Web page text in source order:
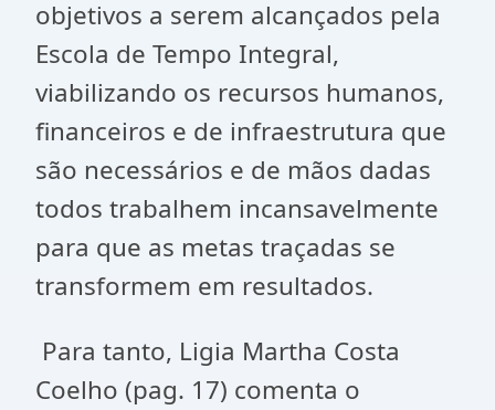
objetivos a serem alcançados pela
Escola de Tempo Integral,
viabilizando os recursos humanos,
financeiros e de infraestrutura que
são necessários e de mãos dadas
todos trabalhem incansavelmente
para que as metas traçadas se
transformem em resultados.
Para tanto, Ligia Martha Costa
Coelho (pag. 17) comenta o